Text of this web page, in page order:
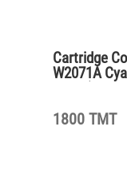
Cartridge
W2071A
1800 TMT